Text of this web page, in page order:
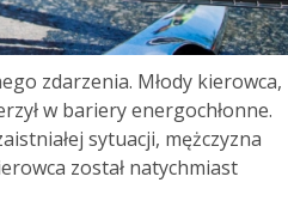
zdarzenia. Młody kierowca,
w bariery energochłonne.
sytuacji, mężczyzna
został natychmiast